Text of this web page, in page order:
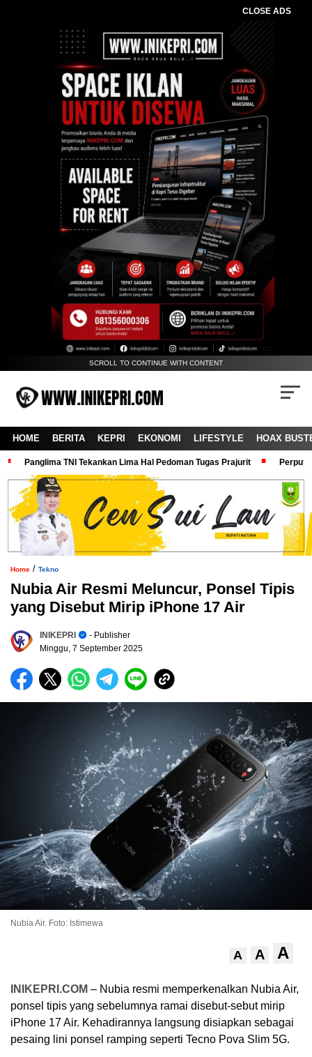
CLOSE ADS
SCROLL TO CONTINUE WITH CONTENT
HOME BERITA KEPRI EKONOMI LIFESTYLE HOAX
Panglima TNI Tekankan Lima Hal Pedoman Tugas Prajurit
Home / Tekno
Nubia Air Resmi Meluncur, Ponsel Tipis
yang Disebut Mirip iPhone 17 Air
INIKEPRI
- Publisher
Minggu, 7 September 2025
Nubia Air. Foto: Istimewa
A A A
INIKEPRI.COM – Nubia resmi memperkenalkan Nubia Air,
ponsel tipis yang sebelumnya ramai disebut-sebut mirip
iPhone 17 Air. Kehadirannya langsung disiapkan sebagai
pesaing lini ponsel ramping seperti Tecno Pova Slim 5G.